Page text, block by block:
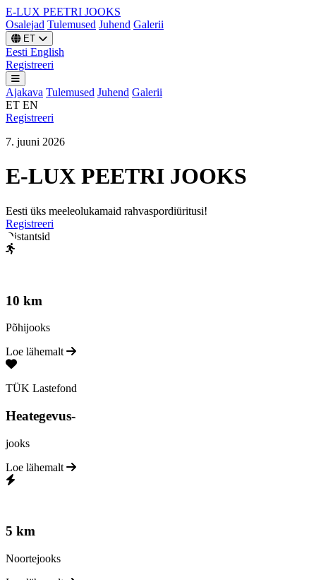
E-LUX PEETRI JOOKS
Osalejad Tulemused Juhend Galerii
ET
Eesti English
Registreeri
Ajakava Tulemused Juhend Galerii
ET EN
Registreeri
7. juuni 2026
E-LUX PEETRI JOOKS
Eesti üks meeleolukamaid rahvaspordiüritusi!
Registreeri
Distantsid
10 km
Põhijooks
Loe lähemalt
TÜK Lastefond
Heategevus-
jooks
Loe lähemalt
5 km
Noortejooks